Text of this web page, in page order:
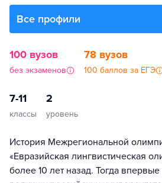
Все профили
100 вузов
без экзаменов
78 вузов
100 баллов за ЕГЭ
7-11
классы
2
уровень
История Межрегиональной
«Евразийская лингвистическая
более 10 лет назад. Тогда